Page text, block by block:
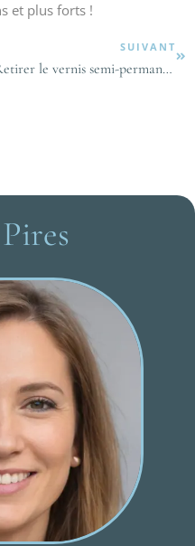
et plus forts !
SUIVANT
Retirer le vernis semi-permanent : trucs et astuces pour le faire facilement chez soi